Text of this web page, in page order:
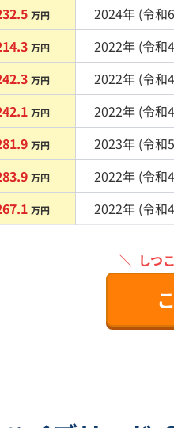
万円 2024年 (令和
万円 2022年 (令和
万円 2022年 (令和
万円 2022年 (令和
万円 2023年 (令和
万円 2022年 (令和
万円 2022年 (令和
＼ しつ